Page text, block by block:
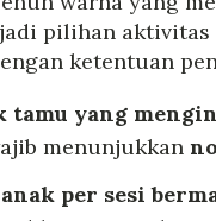
pilihan
ketentuan
tamu yang
menunjukkan
per sesi